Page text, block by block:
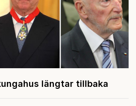
längtar tillbaka